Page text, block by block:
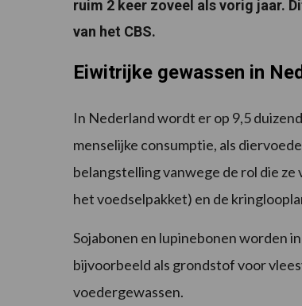
ruim 2 keer zoveel als vorig jaar.
van het CBS.
Eiwitrijke gewassen in
In Nederland wordt er op 9,5
menselijke consumptie, als
belangstelling vanwege de rol die
het voedselpakket) en de
Sojabonen en lupinebonen worden
bijvoorbeeld als grondstof voor
voedergewassen.